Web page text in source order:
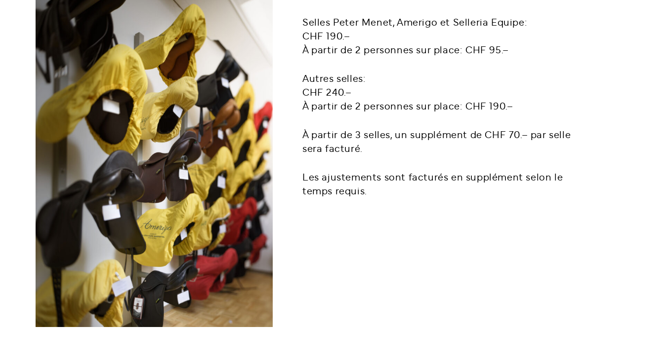
Selles Peter Menet, Amerigo et Selleria Equipe:
CHF 190.–
À partir de 2 personnes sur place: CHF 95.–
Autres selles:
CHF 240.–
À partir de 2 personnes sur place: CHF 190.–
À partir de 3 selles, un supplément de CHF 70.– par selle
sera facturé.
Les ajustements sont facturés en supplément selon le
temps requis.